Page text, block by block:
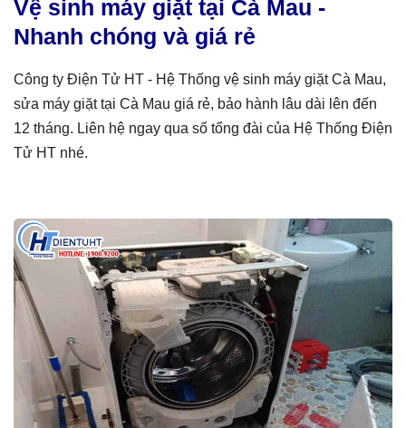
Vệ sinh máy giặt tại Cà Mau -
Nhanh chóng và giá rẻ
Công ty Điện Tử HT - Hệ Thống vệ sinh máy giặt Cà Mau,
sửa máy giặt tại Cà Mau giá rẻ, bảo hành lâu dài lên đến
12 tháng. Liên hệ ngay qua số tổng đài của Hệ Thống Điện
Tử HT nhé.